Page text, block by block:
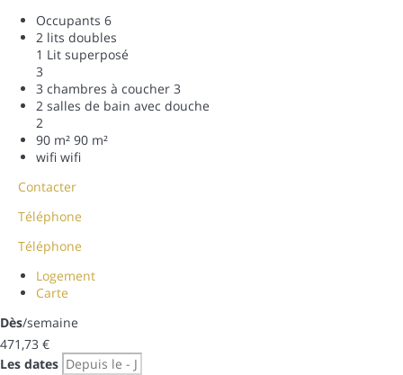
Occupants 6
2 lits doubles
1 Lit superposé
3
3 chambres à coucher 3
2 salles de bain avec douche
2
90 m² 90 m²
wifi wifi
Contacter
Téléphone
Téléphone
Logement
Carte
Dès/semaine
471,73 €
Les dates